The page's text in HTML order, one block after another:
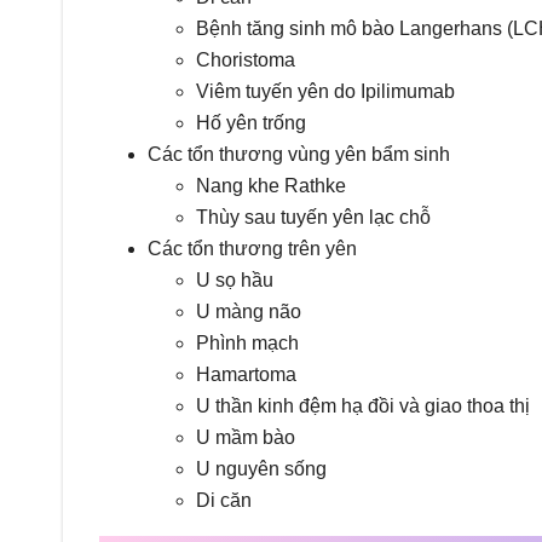
Bệnh tăng sinh mô bào Langerhans
Choristoma
Viêm tuyến yên do Ipilimumab
Hố yên trống
Các tổn thương vùng yên bẩm sinh
Nang khe Rathke
Thùy sau tuyến yên lạc chỗ
Các tổn thương trên yên
U sọ hầu
U màng não
Phình mạch
Hamartoma
U thần kinh đệm hạ đồi và giao thoa thị
U mầm bào
U nguyên sống
Di căn